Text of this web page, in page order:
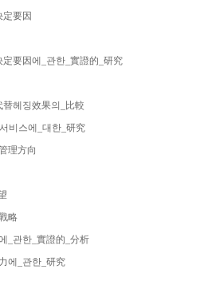
定要因
要因에_관한_實證的_研究
헤징效果의_比較
비스에_대한_研究
理方向
略
_관한_實證的_分析
에_관한_研究